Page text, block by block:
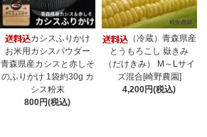
カシスふりかけ
お米用カシスパウダー
青森県産カシスと赤しそ
のふりかけ 1袋約30g カ
シス粉末
800円(税込)
（冷蔵）青森県産
とうもろこし 嶽きみ
（だけきみ） M～Lサイ
ズ混合[崎野農園]
4,200円(税込)